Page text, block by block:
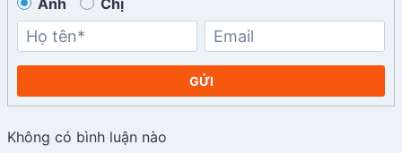
Anh Chị
GỬI
Không có bình luận nào